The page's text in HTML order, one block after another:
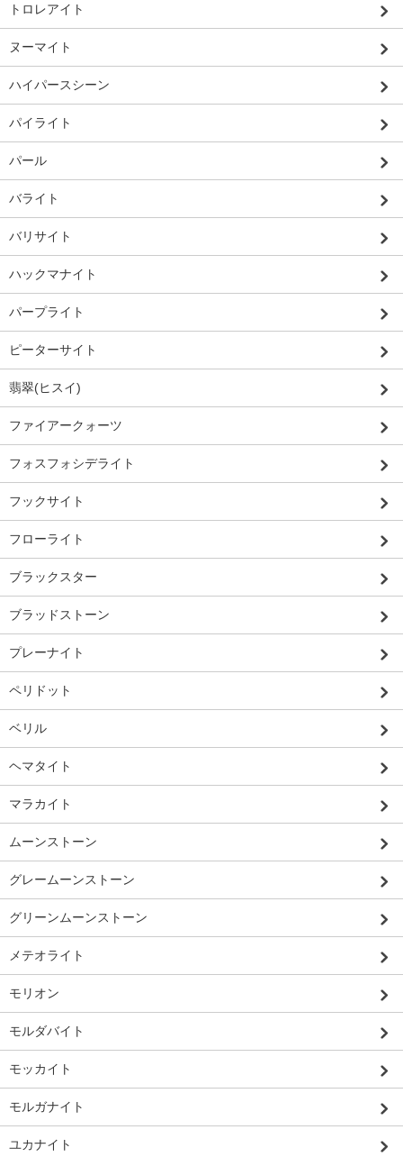
トロレアイト
ヌーマイト
ハイパースシーン
パイライト
パール
バライト
バリサイト
ハックマナイト
パープライト
ピーターサイト
翡翠(ヒスイ)
ファイアークォーツ
フォスフォシデライト
フックサイト
フローライト
ブラックスター
ブラッドストーン
プレーナイト
ペリドット
ベリル
ヘマタイト
マラカイト
ムーンストーン
グレームーンストーン
グリーンムーンストーン
メテオライト
モリオン
モルダバイト
モッカイト
モルガナイト
ユカナイト